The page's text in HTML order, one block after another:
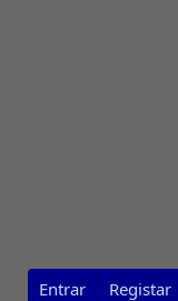
Entrar Registar